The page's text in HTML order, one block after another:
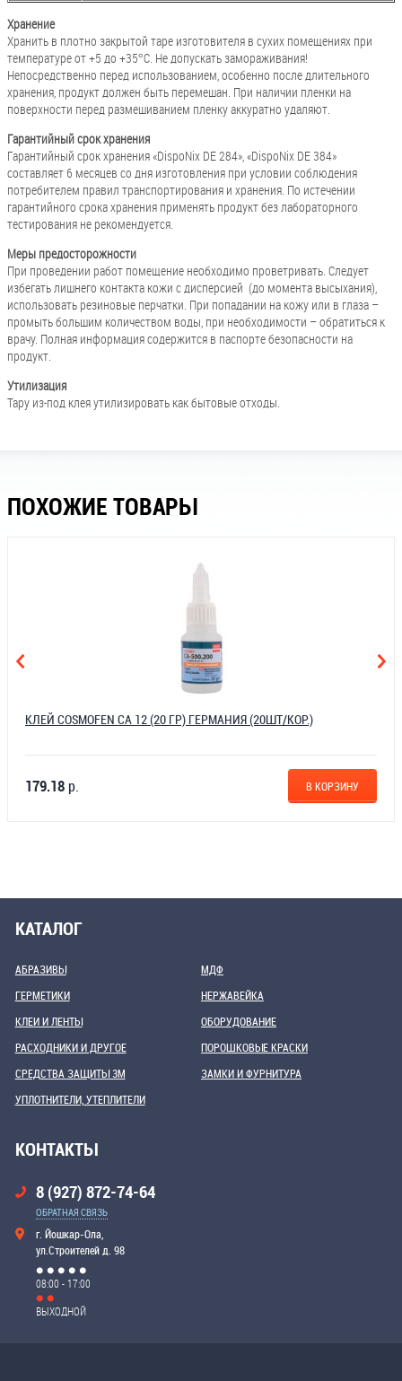
Хранение
Хранить в плотно закрытой таре изготовителя в сухих помещениях при
температуре от +5 до +35°С. Не допускать замораживания!
Непосредственно перед использованием, особенно после длительного
хранения, продукт должен быть перемешан. При наличии пленки на
поверхности перед размешиванием пленку аккуратно удаляют.
Гарантийный срок хранения
Гарантийный срок хранения «DispoNix DE 284», «DispoNix DE 384»
составляет 6 месяцев со дня изготовления при условии соблюдения
потребителем правил транспортирования и хранения. По истечении
гарантийного срока хранения применять продукт без лабораторного
тестирования не рекомендуется.
Меры предосторожности
При проведении работ помещение необходимо проветривать. Следует
избегать лишнего контакта кожи с дисперсией (до момента высыхания),
использовать резиновые перчатки. При попадании на кожу или в глаза –
промыть большим количеством воды, при необходимости – обратиться к
врачу. Полная информация содержится в паспорте безопасности на
продукт.
Утилизация
Тару из-под клея утилизировать как бытовые отходы.
ПОХОЖИЕ ТОВАРЫ
КЛЕЙ COSMOFEN CA 12 (20 ГР) ГЕРМАНИЯ (20ШТ/КОР.)
179.18 р. В КОРЗИНУ
КАТАЛОГ
АБРАЗИВЫ
ГЕРМЕТИКИ
КЛЕИ И ЛЕНТЫ
МДФ
НЕРЖАВЕЙКА
ОБОРУДОВАНИЕ
РАСХОДНИКИ И ДРУГОЕ
СРЕДСТВА ЗАЩИТЫ 3М
УПЛОТНИТЕЛИ, УТЕПЛИТЕЛИ
ПОРОШКОВЫЕ КРАСКИ
ЗАМКИ И ФУРНИТУРА
КОНТАКТЫ
8 (927) 872-74-64
ОБРАТНАЯ СВЯЗЬ
г. Йошкар-Ола,
ул.Строителей д. 98
08:00 - 17:00
ВЫХОДНОЙ